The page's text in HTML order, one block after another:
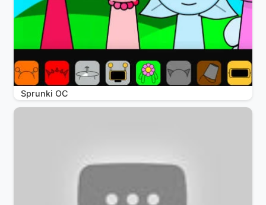
Sprunki OC